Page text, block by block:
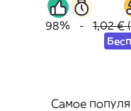
98% - 1,02 €
Самое